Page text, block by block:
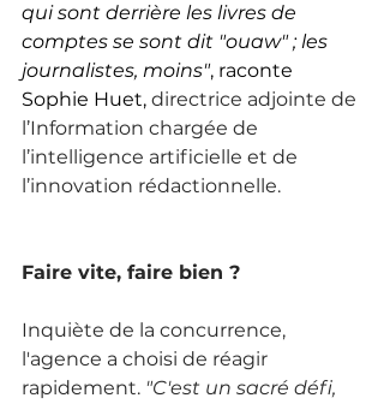
qui sont derrière les livres de
comptes se sont dit "ouaw" ; les
journalistes, moins", raconte
Sophie Huet, directrice adjointe de
l’Information chargée de
l’intelligence artificielle et de
l’innovation rédactionnelle.
Faire vite, faire bien ?
Inquiète de la concurrence,
l'agence a choisi de réagir
rapidement. "C'est un sacré défi,